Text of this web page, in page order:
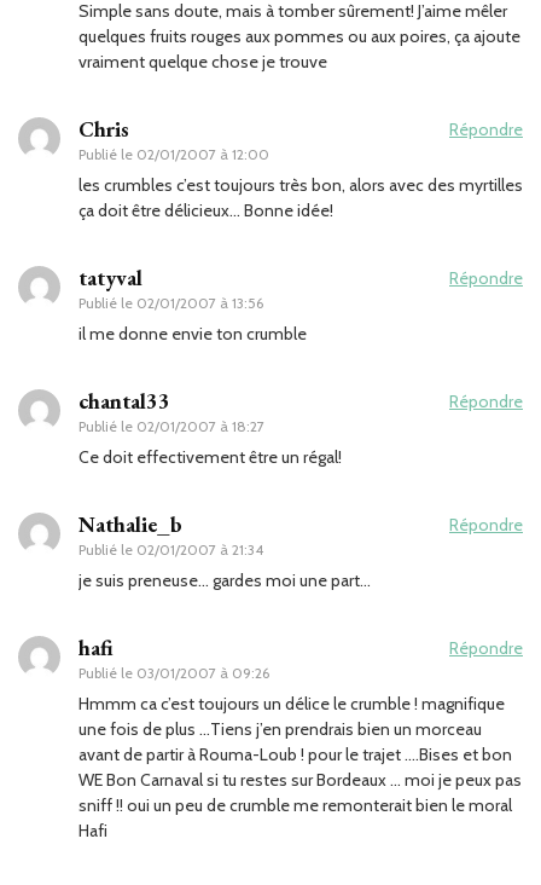
Simple sans doute, mais à tomber sûrement! J’aime mêler
quelques fruits rouges aux pommes ou aux poires, ça ajoute
vraiment quelque chose je trouve
Chris
Publié le 02/01/2007 à 12:00
Répondre
les crumbles c’est toujours très bon, alors avec des myrtilles
ça doit être délicieux… Bonne idée!
tatyval
Publié le 02/01/2007 à 13:56
Répondre
il me donne envie ton crumble
chantal33
Publié le 02/01/2007 à 18:27
Répondre
Ce doit effectivement être un régal!
Nathalie_b
Publié le 02/01/2007 à 21:34
Répondre
je suis preneuse… gardes moi une part…
hafi
Publié le 03/01/2007 à 09:26
Répondre
Hmmm ca c’est toujours un délice le crumble ! magnifique
une fois de plus …Tiens j’en prendrais bien un morceau
avant de partir à Rouma-Loub ! pour le trajet ….Bises et bon
WE Bon Carnaval si tu restes sur Bordeaux … moi je peux pas
sniff !! oui un peu de crumble me remonterait bien le moral
Hafi